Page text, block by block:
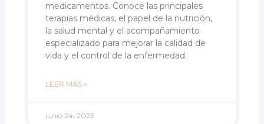
medicamentos. Conoce las principales
terapias médicas, el papel de la nutrición,
la salud mental y el acompañamiento
especializado para mejorar la calidad de
vida y el control de la enfermedad.
LEER MÁS »
junio 24, 2026